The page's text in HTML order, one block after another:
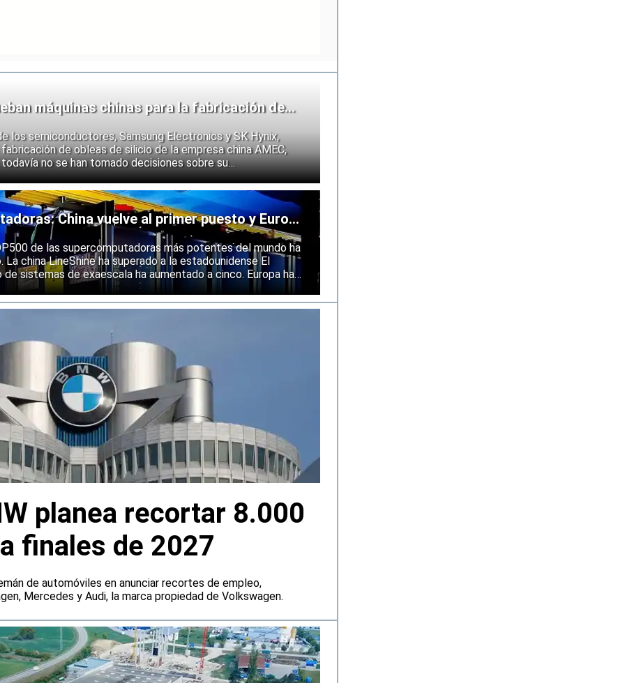
máquinas chinas para la fabricación de
los semiconductores, Samsung Electronics y SK Hynix,
de obleas de silicio de la empresa china AMEC,
no se han tomado decisiones sobre su
los fabricantes coreanos muestran que se están preparando
de las restricciones estadounidenses a la
China vuelve al primer puesto y Europa
de las supercomputadoras más potentes del mundo ha
china LineShine ha superado a la estadounidense El
sistemas de exaescala ha aumentado a cinco. Europa ha
regiones mundiales en computación de alto
planea recortar 8.000
finales de 2027
de automóviles en anunciar recortes de empleo,
Mercedes y Audi, la marca propiedad de Volkswagen.